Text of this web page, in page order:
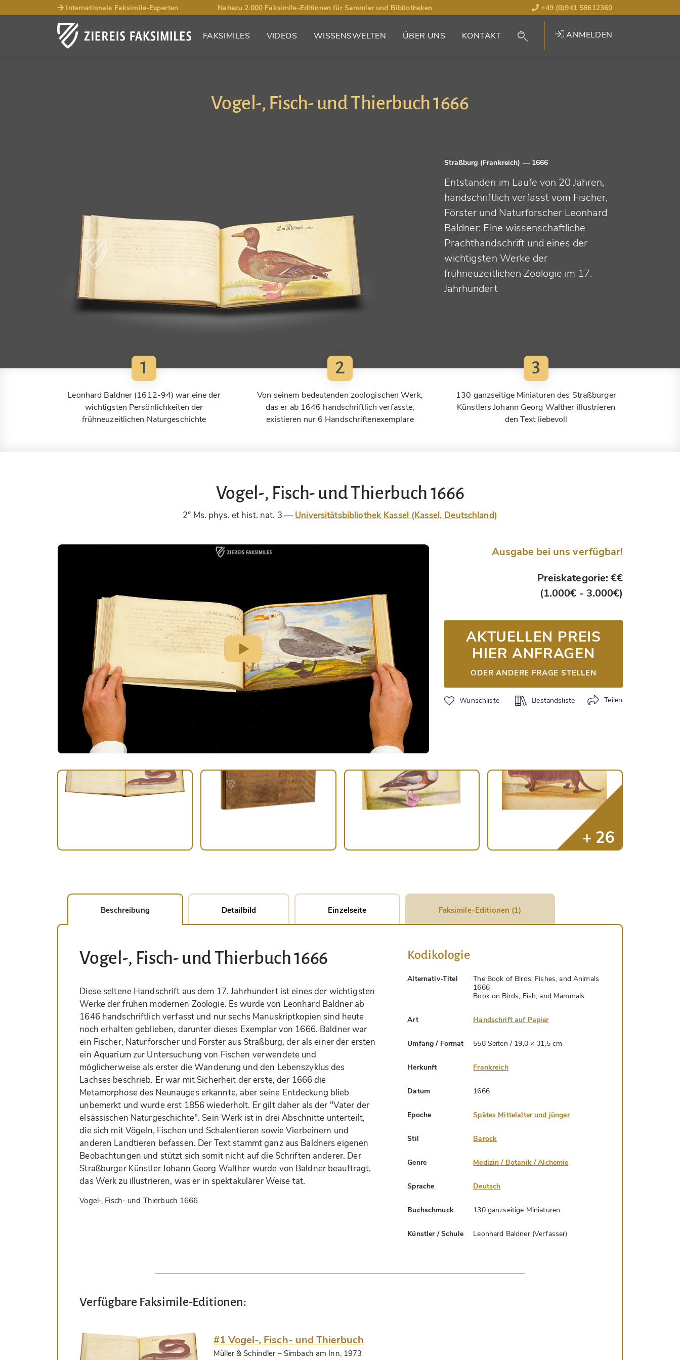
Internationale Faksimile-Experten Nahezu 2.000 Faksimile-Editionen für Sammler und Bibliotheken +49 (0)941 58612360
FAKSIMILES VIDEOS WISSENSWELTEN ÜBER UNS KONTAKT ANMELDEN
Vogel-, Fisch- und Thierbuch 1666
Straßburg (Frankreich) — 1666
Entstanden im Laufe von 20 Jahren,
handschriftlich verfasst vom Fischer,
Förster und Naturforscher Leonhard
Baldner: Eine wissenschaftliche
Prachthandschrift und eines der
wichtigsten Werke der
frühneuzeitlichen Zoologie im 17.
Jahrhundert
1
Leonhard Baldner (1612-94) war eine der
wichtigsten Persönlichkeiten der
frühneuzeitlichen Naturgeschichte
2
Von seinem bedeutenden zoologischen Werk,
das er ab 1646 handschriftlich verfasste,
existieren nur 6 Handschriftenexemplare
3
130 ganzseitige Miniaturen des Straßburger
Künstlers Johann Georg Walther illustrieren
den Text liebevoll
Vogel-, Fisch- und Thierbuch 1666
2° Ms. phys. et hist. nat. 3 Universitätsbibliothek Kassel (Kassel, Deutschland)
Ausgabe bei uns verfügbar!
Preiskategorie: €€
(1.000€ - 3.000€)
AKTUELLEN PREIS
HIER ANFRAGEN
ODER ANDERE FRAGE STELLEN
Wunschliste Bestandsliste Teilen
Beschreibung Detailbild Einzelseite Faksimile-Editionen (1)
Vogel-, Fisch- und Thierbuch 1666
Diese seltene Handschrift aus dem 17. Jahrhundert ist eines der wichtigsten
Werke der frühen modernen Zoologie. Es wurde von Leonhard Baldner ab
1646 handschriftlich verfasst und nur sechs Manuskriptkopien sind heute
noch erhalten geblieben, darunter dieses Exemplar von 1666. Baldner war
ein Fischer, Naturforscher und Förster aus Straßburg, der als einer der ersten
ein Aquarium zur Untersuchung von Fischen verwendete und
möglicherweise als erster die Wanderung und den Lebenszyklus des
Lachses beschrieb. Er war mit Sicherheit der erste, der 1666 die
Metamorphose des Neunauges erkannte, aber seine Entdeckung blieb
unbemerkt und wurde erst 1856 wiederholt. Er gilt daher als der "Vater der
elsässischen Naturgeschichte". Sein Werk ist in drei Abschnitte unterteilt,
die sich mit Vögeln, Fischen und Schalentieren sowie Vierbeinern und
anderen Landtieren befassen. Der Text stammt ganz aus Baldners eigenen
Beobachtungen und stützt sich somit nicht auf die Schriften anderer. Der
Straßburger Künstler Johann Georg Walther wurde von Baldner beauftragt,
das Werk zu illustrieren, was er in spektakulärer Weise tat.
Vogel-, Fisch- und Thierbuch 1666
Kodikologie
Alternativ-Titel
The Book of Birds, Fishes, and Animals
1666
Book on Birds, Fish, and Mammals
Art Handschrift auf Papier
Umfang / Format 558 Seiten / 19,0 × 31,5 cm
Herkunft Frankreich
Datum 1666
Epoche Spätes Mittelalter und jünger
Stil Barock
Genre Medizin / Botanik / Alchemie
Sprache Deutsch
Buchschmuck 130 ganzseitige Miniaturen
Künstler / Schule Leonhard Baldner (Verfasser)
Verfügbare Faksimile-Editionen:
#1 Vogel-, Fisch- und Thierbuch
Müller & Schindler– Simbach am Inn, 1973